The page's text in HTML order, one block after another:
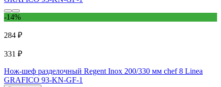
-14%
284 ₽
331 ₽
Нож-шеф разделочный Regent Inox 200/330 мм chef 8 Linea
GRAFICO 93-KN-GF-1